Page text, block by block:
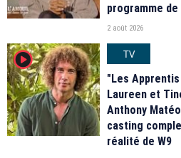
programme de
2 août 2026
player2
TV
"Les
Laureen et
Anthony
casting
réalité de W9